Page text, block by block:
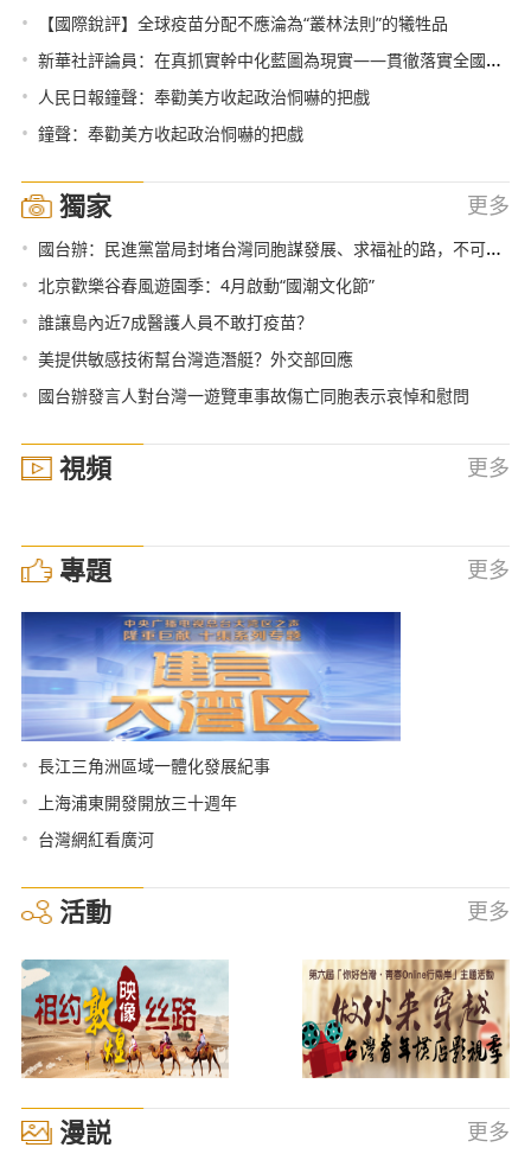
• 【國際銳評】全球疫苗分配不應淪為“叢林法則”的犧牲品
• 新華社評論員：在真抓實幹中化藍圖為現實——貫徹落實全國兩會精神
• 人民日報鐘聲：奉勸美方收起政治恫嚇的把戲
• 鐘聲：奉勸美方收起政治恫嚇的把戲
獨家 更多
• 國台辦：民進黨當局封堵台灣同胞謀發展、求福祉的路，不可能得逞
• 北京歡樂谷春風遊園季：4月啟動“國潮文化節”
• 誰讓島內近7成醫護人員不敢打疫苗？
• 美提供敏感技術幫台灣造潛艇？外交部回應
• 國台辦發言人對台灣一遊覽車事故傷亡同胞表示哀悼和慰問
視頻 更多
專題 更多
• 長江三角洲區域一體化發展紀事
• 上海浦東開發開放三十週年
• 台灣網紅看廣河
活動 更多
漫説 更多